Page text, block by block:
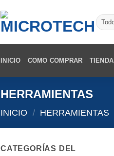
INICIO COMO COMPRAR TIENDA
HERRAMIENTAS
INICIO / HERRAMIENTAS
CATEGORÍAS DEL